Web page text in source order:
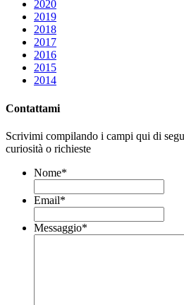
2020
2019
2018
2017
2016
2015
2014
Contattami
Scrivimi compilando i campi qui di
curiosità o richieste
Nome*
Email*
Messaggio*